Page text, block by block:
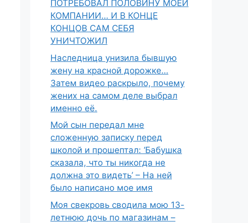
ПОТРЕБОВАЛ ПОЛОВИНУ МОЕЙ
КОМПАНИИ… И В КОНЦЕ
КОНЦОВ САМ СЕБЯ
УНИЧТОЖИЛ
Наследница унизила бывшую
жену на красной дорожке…
Затем видео раскрыло, почему
жених на самом деле выбрал
именно её.
Мой сын передал мне
сложенную записку перед
школой и прошептал: ‘Бабушка
сказала, что ты никогда не
должна это видеть’ – На ней
было написано мое имя
Моя свекровь сводила мою 13-
летнюю дочь по магазинам –